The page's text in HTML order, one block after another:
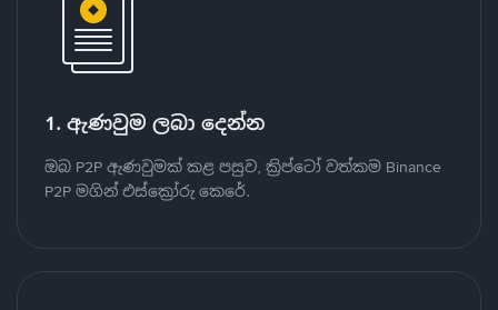
1. ඇණවුම ලබා දෙන්න
ඔබ P2P ඇණවුමක් කළ පසුව, ක්‍රිප්ටෝ වත්කම Binance
P2P මගින් එස්ක්‍රෝරු කෙරේ.